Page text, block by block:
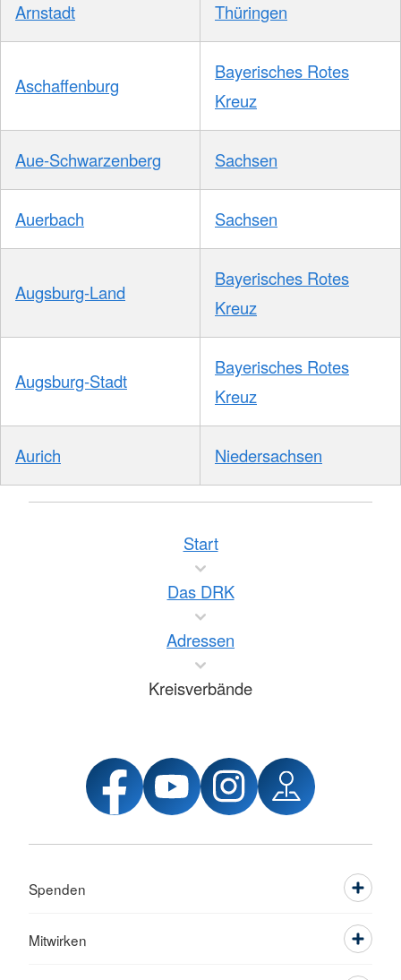
Arnstadt Thüringen
Aschaffenburg
Bayerisches Rotes
Kreuz
Aue-Schwarzenberg Sachsen
Auerbach Sachsen
Augsburg-Land
Bayerisches Rotes
Kreuz
Augsburg-Stadt
Bayerisches Rotes
Kreuz
Aurich Niedersachsen
Start
Das DRK
Adressen
Kreisverbände
Spenden
Mitwirken